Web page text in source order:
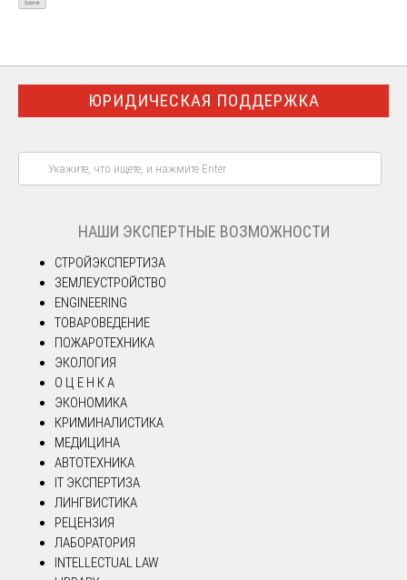
ЮРИДИЧЕСКАЯ ПОДДЕРЖКА
НАШИ ЭКСПЕРТНЫЕ ВОЗМОЖНОСТИ
СТРОЙЭКСПЕРТИЗА
ЗЕМЛЕУСТРОЙСТВО
ENGINEERING
ТОВАРОВЕДЕНИЕ
ПОЖАРОТЕХНИКА
ЭКОЛОГИЯ
О Ц Е Н К А
ЭКОНОМИКА
КРИМИНАЛИСТИКА
МЕДИЦИНА
АВТОТЕХНИКА
IT ЭКСПЕРТИЗА
ЛИНГВИСТИКА
РЕЦЕНЗИЯ
ЛАБОРАТОРИЯ
INTELLECTUAL LAW